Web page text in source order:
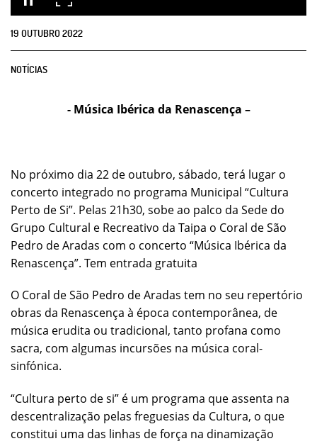
19 OUTUBRO2022
NOTÍCIAS
- Música Ibérica da Renascença –
No próximo dia 22 de outubro, sábado, terá lugar o
concerto integrado no programa Municipal “Cultura
Perto de Si”. Pelas 21h30, sobe ao palco da Sede do
Grupo Cultural e Recreativo da Taipa o Coral de São
Pedro de Aradas com o concerto “Música Ibérica da
Renascença”. Tem entrada gratuita
O Coral de São Pedro de Aradas tem no seu repertório
obras da Renascença à época contemporânea, de
música erudita ou tradicional, tanto profana como
sacra, com algumas incursões na música coral-
sinfónica.
“Cultura perto de si” é um programa que assenta na
descentralização pelas freguesias da Cultura, o que
constitui uma das linhas de força na dinamização